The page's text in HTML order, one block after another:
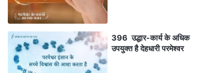
396 उद्धार-कार्य के अधिक
उपयुक्त है देहधारी परमेश्वर